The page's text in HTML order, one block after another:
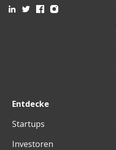
Entdecke
Startups
Investoren